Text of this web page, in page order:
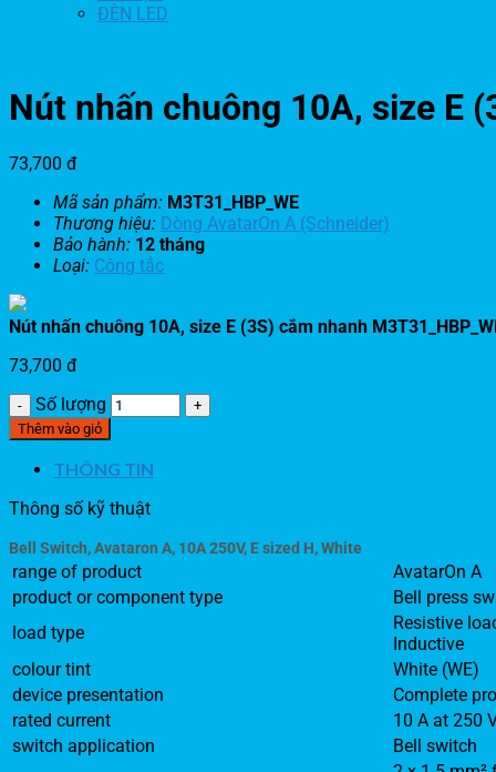
ĐÈN LED
Nút nhấn chuông 10A, size E
73,700 đ
Mã sản phẩm: M3T31_HBP_WE
Thương hiệu: Dòng AvatarOn A (Schneider)
Bảo hành: 12 tháng
Loại: Công tắc
Nút nhấn chuông 10A, size E (3S) cắm nhanh
73,700 đ
Số lượng
Thêm vào giỏ
THÔNG TIN
Thông số kỹ thuật
Bell Switch, Avataron A, 10A 250V, E sized H, White
range of product
AvatarOn A
product or component type
Bell press
load type
Resistive
Inductive
colour tint
White (WE)
device presentation
Complete
rated current
10 A at 250
switch application
Bell switch